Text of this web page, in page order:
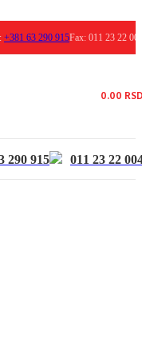
+381 63 290 915Fax: 011 23 22
0.00
290 915 011 23 22